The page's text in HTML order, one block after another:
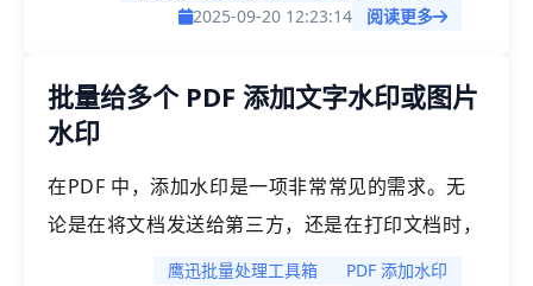
司名称，插入公司 LOGO 等等，今天给大家介绍
息。
2025-09-20 12:23:14
阅读更多
批量给多个 PDF 添加文字水印或图片
水印
在PDF 中，添加水印是一项非常常见的需求。无
论是在将文档发送给第三方，还是在打印文档时，
水印都能够起到重要作用。水印不仅可以声明文档
鹰迅批量处理工具箱
PDF 添加水印